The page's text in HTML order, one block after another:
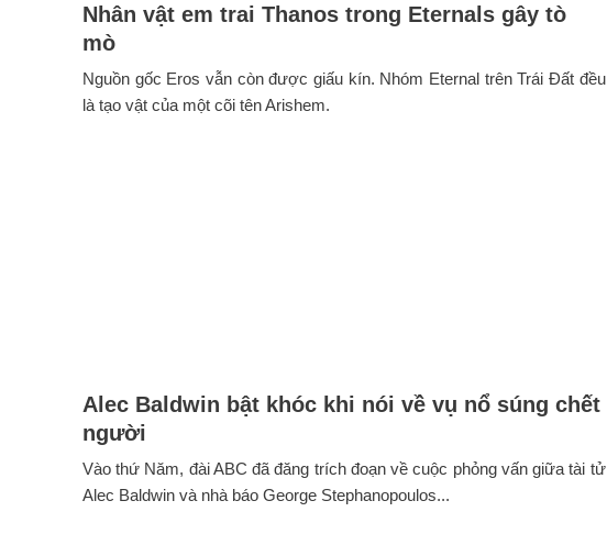
Nhân vật em trai Thanos trong Eternals gây tò
mò
Nguồn gốc Eros vẫn còn được giấu kín. Nhóm Eternal trên Trái Đất đều
là tạo vật của một cõi tên Arishem.
Alec Baldwin bật khóc khi nói về vụ nổ súng chết
người
Vào thứ Năm, đài ABC đã đăng trích đoạn về cuộc phỏng vấn giữa tài tử
Alec Baldwin và nhà báo George Stephanopoulos...